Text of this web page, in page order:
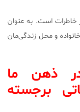
خاطرات است. به عنوان
و محل زندگی‌مان
ذهن ما
برجسته